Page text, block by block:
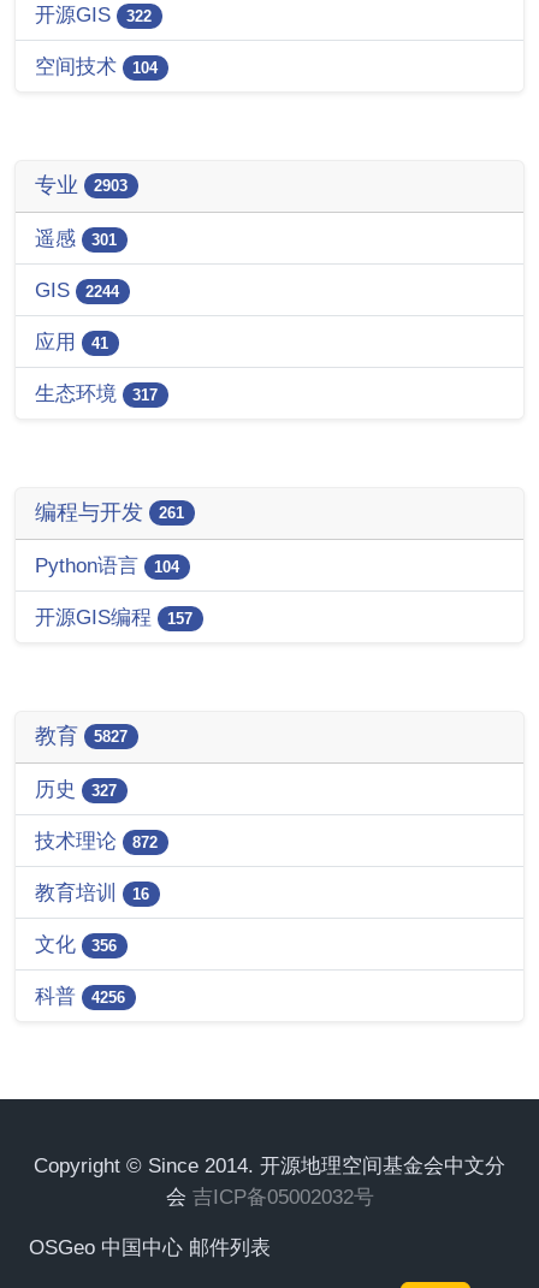
开源GIS 322
空间技术 104
专业 2903
遥感 301
GIS 2244
应用 41
生态环境 317
编程与开发 261
Python语言 104
开源GIS编程 157
教育 5827
历史 327
技术理论 872
教育培训 16
文化 356
科普 4256
Copyright © Since 2014. 开源地理空间基金会中文分
会 吉ICP备05002032号
OSGeo 中国中心 邮件列表